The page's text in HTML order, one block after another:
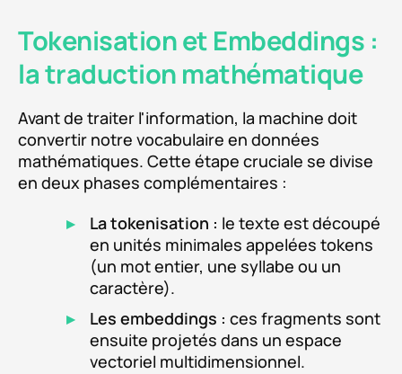
Tokenisation et Embeddings :
la traduction mathématique
Avant de traiter l'information, la machine doit
convertir notre vocabulaire en données
mathématiques. Cette étape cruciale se divise
en deux phases complémentaires :
La tokenisation : le texte est découpé
en unités minimales appelées tokens
(un mot entier, une syllabe ou un
caractère).
Les embeddings : ces fragments sont
ensuite projetés dans un espace
vectoriel multidimensionnel.